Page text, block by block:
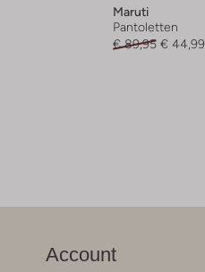
Maruti
Pantoletten
€ 89,95 € 44,99
Account